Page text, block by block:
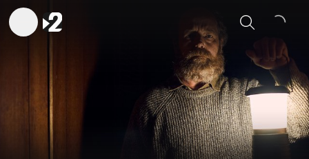
Sök